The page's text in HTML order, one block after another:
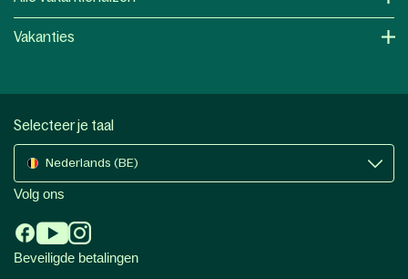
Vakanties
Selecteer je taal
Nederlands (BE)
Volg ons
Beveiligde betalingen